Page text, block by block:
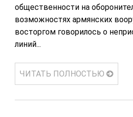
общественности на
возможностях армянских
восторгом говорилось о
линий...
ЧИТАТЬ ПОЛНОСТЬЮ